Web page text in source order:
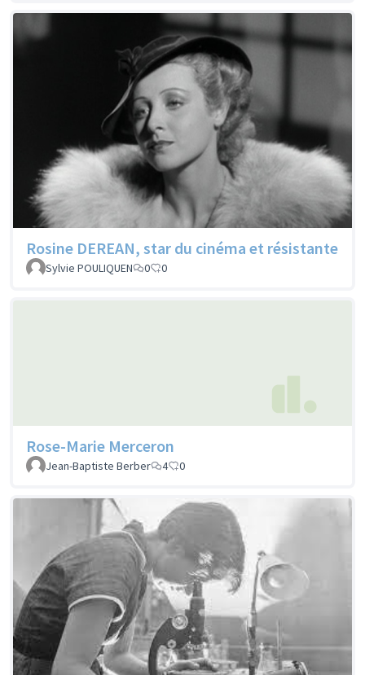
Rosine DEREAN, star du cinéma et résistante
Sylvie POULIQUEN 0 0
Rose-Marie Merceron
Jean-Baptiste Berber 4 0